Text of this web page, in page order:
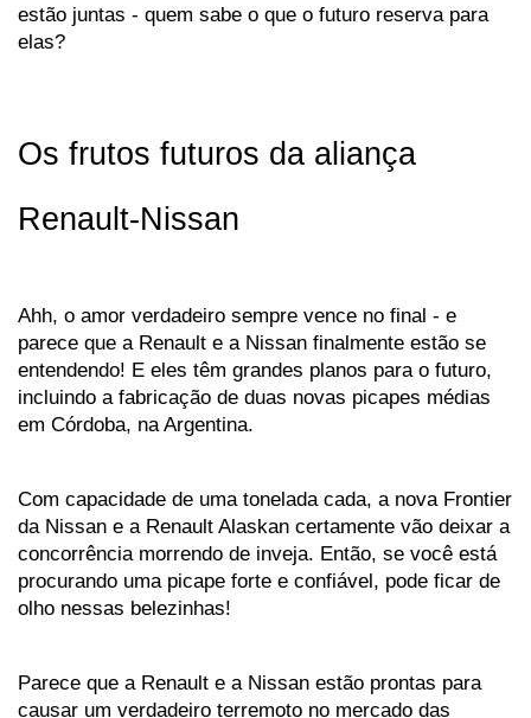
estão juntas - quem sabe o que o futuro reserva para
elas?
Os frutos futuros da aliança
Renault-Nissan
Ahh, o amor verdadeiro sempre vence no final - e
parece que a Renault e a Nissan finalmente estão se
entendendo! E eles têm grandes planos para o futuro,
incluindo a fabricação de duas novas picapes médias
em Córdoba, na Argentina.
Com capacidade de uma tonelada cada, a nova Frontier
da Nissan e a Renault Alaskan certamente vão deixar a
concorrência morrendo de inveja. Então, se você está
procurando uma picape forte e confiável, pode ficar de
olho nessas belezinhas!
Parece que a Renault e a Nissan estão prontas para
causar um verdadeiro terremoto no mercado das